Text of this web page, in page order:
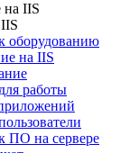
на IIS
оборудованию
на IIS
работы
ПО на сервере